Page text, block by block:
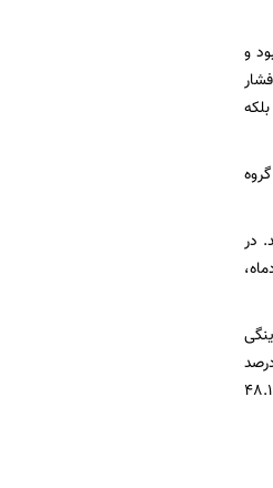
و
گروه
در
شد. در خردادماه،
تیرماه تورم نقطه به نقطه به 54 درصد افزایش یافت اما در مرداد ماه تورم به 52.2 درصد
رسید که 1.8 درصد کمتر از تیر ماه بود و با تداوم این روند کاهشی در شهریور ماه به 49.7 درصد، در مهر ماه به 48.6 درصد و آبان ماه به 48.1